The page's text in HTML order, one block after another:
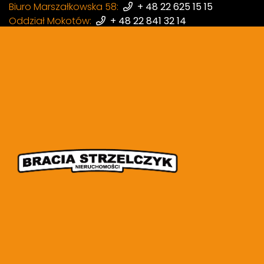
Biuro Marszałkowska 58:
+ 48 22 625 15 15
Oddział Mokotów:
+ 48 22 841 32 14